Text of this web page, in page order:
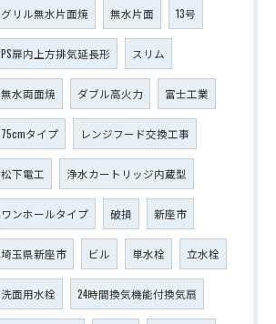
グリル無水片面焼 無水片面 13号
PS扉内上方排気延長形 スリム
無水両面焼 ダブル高火力 富士工業
75cmタイプ レンジフード交換工事
松下電工 浄水カートリッジ内蔵型
ワンホールタイプ 破損 新座市
埼玉県新座市 ビル 単水栓 立水栓
洗面用水栓 24時間換気機能付換気扇